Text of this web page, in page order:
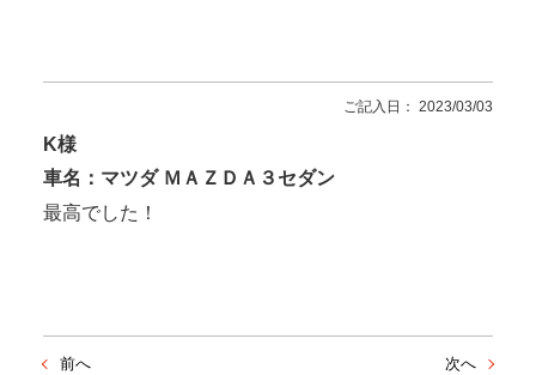
ご記入日： 2023/03/03
K様
車名：マツダ ＭＡＺＤＡ３セダン
最高でした！
前へ 次へ